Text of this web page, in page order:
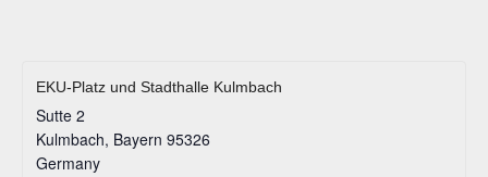
EKU-Platz und Stadthalle Kulmbach
Sutte 2
Kulmbach, Bayern 95326
Germany